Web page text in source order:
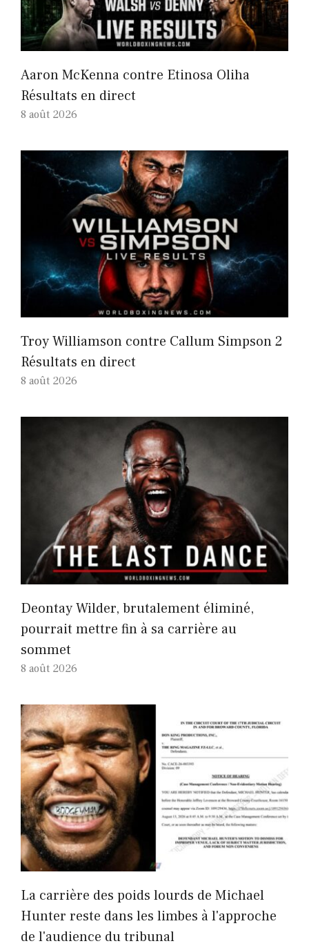
Aaron McKenna contre Etinosa Oliha
Résultats en direct
8 août 2026
Troy Williamson contre Callum Simpson 2
Résultats en direct
8 août 2026
Deontay Wilder, brutalement éliminé,
pourrait mettre fin à sa carrière au
sommet
8 août 2026
La carrière des poids lourds de Michael
Hunter reste dans les limbes à l'approche
de l'audience du tribunal